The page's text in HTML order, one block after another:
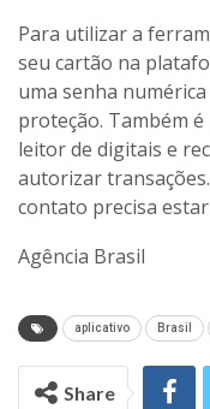
Para utilizar a
seu cartão na
uma senha
proteção. Também
leitor de digitais e
autorizar
contato precisa
Agência Brasil
aplicativo Brasil
Share